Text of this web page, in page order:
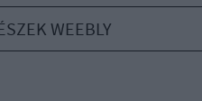
WEEBLY